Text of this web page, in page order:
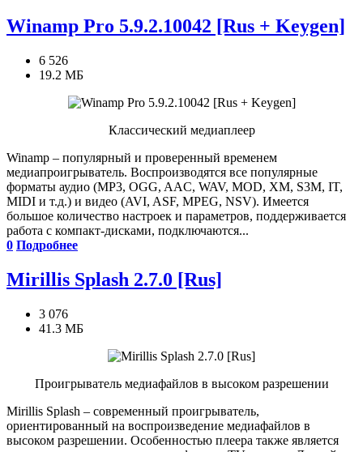
Winamp Pro 5.9.2.10042 [Rus + Keygen]
6 526
19.2 МБ
Классический медиаплеер
Winamp – популярный и проверенный временем
медиапроигрыватель. Воспроизводятся все популярные
форматы аудио (MP3, OGG, AAC, WAV, MOD, XM, S3M, IT,
MIDI и т.д.) и видео (AVI, ASF, MPEG, NSV). Имеется
большое количество настроек и параметров, поддерживается
работа с компакт-дисками, подключаются...
0 Подробнее
Mirillis Splash 2.7.0 [Rus]
3 076
41.3 МБ
Проигрыватель медиафайлов в высоком разрешении
Mirillis Splash – современный проигрыватель,
ориентированный на воспроизведение медиафайлов в
высоком разрешении. Особенностью плеера также является